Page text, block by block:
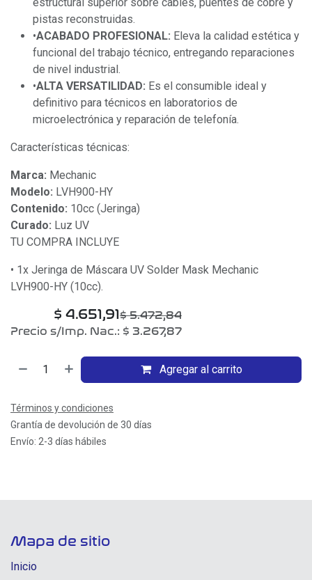
pistas reconstruidas.
•ACABADO PROFESIONAL: Eleva la calidad estética y
funcional del trabajo técnico, entregando reparaciones
de nivel industrial.
•ALTA VERSATILIDAD: Es el consumible ideal y
definitivo para técnicos en laboratorios de
microelectrónica y reparación de telefonía.
Características técnicas:
Marca: Mechanic
Modelo: LVH900-HY
Contenido: 10cc (Jeringa)
Curado: Luz UV
TU COMPRA INCLUYE
• 1x Jeringa de Máscara UV Solder Mask Mechanic
LVH900-HY (10cc).
$ 4.651,91$5.472,84
Precio s/Imp. Nac.: $ 3.267,87
Agregar al carrito
Términos y condiciones
Grantía de devolución de 30 días
Envío: 2-3 días hábiles
Mapa de sitio
Inicio